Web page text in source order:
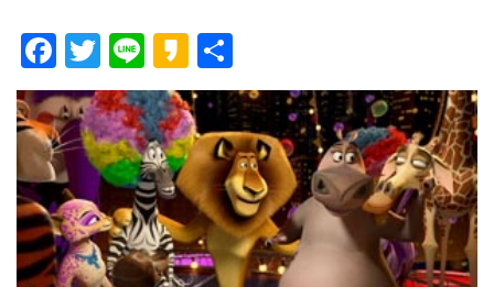
F
ac
e
b
o
o
k
T
w
itt
er
Li
n
e
K
a
k
a
o
有